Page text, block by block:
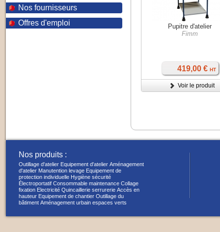
Nos fournisseurs
Offres d'emploi
Pupitre d'atelier
Fimm
419,00 € HT
Voir le produit
Nos produits :
Outillage d'atelier Equipement d'atelier Aménagement
d'atelier Manutention levage Equipement de
protection individuelle Hygiène sécurité
Électroportatif Consommable maintenance Collage
fixation Electricité Quincaillerie serrurerie Accès en
hauteur Equipement de chantier Outillage du
bâtiment Aménagement urbain espaces verts